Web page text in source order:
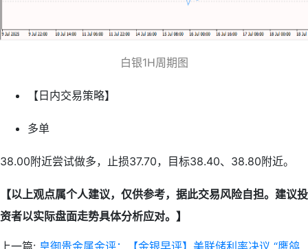
白银1H周期图
【日内交易策略】
多单
38.00附近尝试做多，止损37.70，目标38.40、38.80附近。
【以上观点属个人建议，仅供参考，据此交易风险自担。建议投
资者以实际盘面走势具体分析应对。】
上一篇: 皇御贵金属金评：【金银早评】美联储利率决议 “鹰鸽